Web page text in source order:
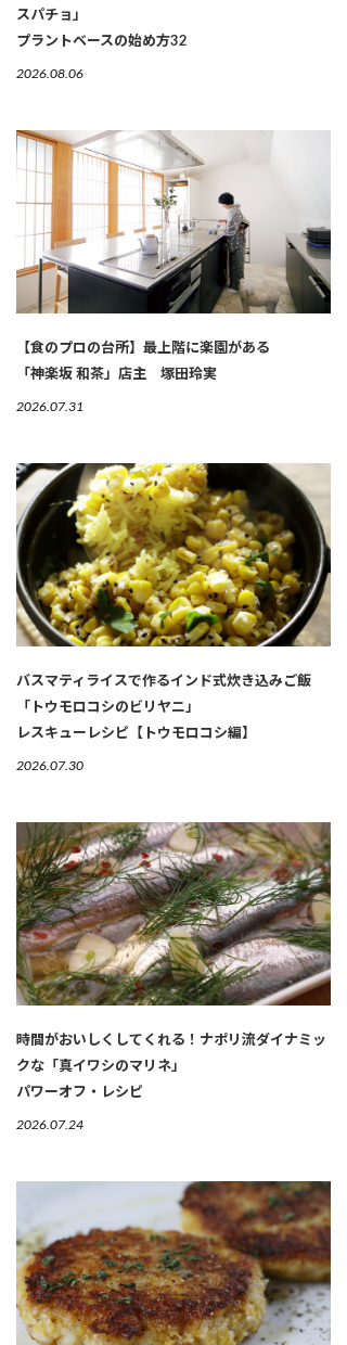
スパチョ」
プラントベースの始め方32
2026.08.06
【食のプロの台所】最上階に楽園がある
「神楽坂 和茶」店主 塚田玲実
2026.07.31
バスマティライスで作るインド式炊き込みご飯
「トウモロコシのビリヤニ」
レスキューレシピ【トウモロコシ編】
2026.07.30
時間がおいしくしてくれる！ナポリ流ダイナミッ
クな「真イワシのマリネ」
パワーオフ・レシピ
2026.07.24